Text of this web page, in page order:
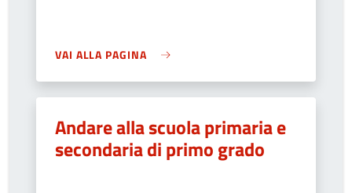
VAI ALLA PAGINA
Andare alla scuola primaria e
secondaria di primo grado